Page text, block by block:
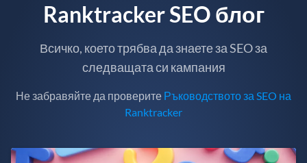
Ranktracker SEO блог
Всичко, което трябва да знаете за SEO за
следващата си кампания
Не забравяйте да проверите Ръководството за SEO на
Ranktracker